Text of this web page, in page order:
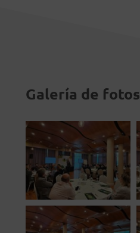
Galería de fotos